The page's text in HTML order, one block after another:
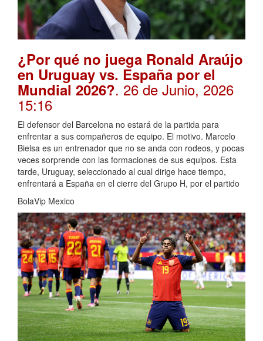
¿Por qué no juega Ronald Araújo
en Uruguay vs. España por el
Mundial 2026?. 26 de Junio, 2026
15:16
El defensor del Barcelona no estará de la partida para
enfrentar a sus compañeros de equipo. El motivo. Marcelo
Bielsa es un entrenador que no se anda con rodeos, y pocas
veces sorprende con las formaciones de sus equipos. Esta
tarde, Uruguay, seleccionado al cual dirige hace tiempo,
enfrentará a España en el cierre del Grupo H, por el partido
BolaVip Mexico